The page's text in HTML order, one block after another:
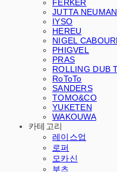
FERKER
JUTTA
IYSO
HEREU
NIGEL
PHIGVEL
PRAS
ROLLING DUB
RoToTo
SANDERS
TOMO&CO
YUKETEN
WAKOUWA
카테고리
레이스업
로퍼
모카신
부츠